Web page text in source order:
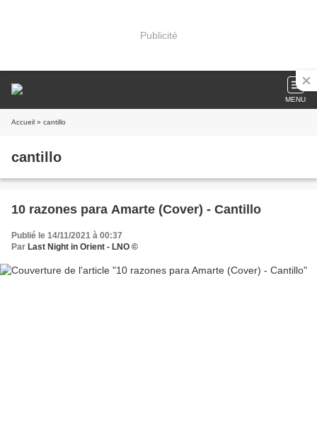
Publicité
MENU
Accueil » cantillo
cantillo
10 razones para Amarte (Cover) - Cantillo
Publié le 14/11/2021 à 00:37
Par Last Night in Orient - LNO ©